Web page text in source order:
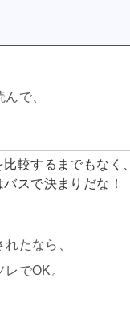
で、
較するまでもなく、
スで決まりだな！
たなら、
でOK。